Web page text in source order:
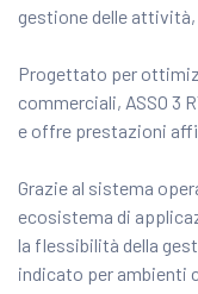
gestione delle
Progettato per
commerciali, ASSO 3
e offre prestazioni
Grazie al sistema
ecosistema di
la flessibilità della
indicato per ambienti